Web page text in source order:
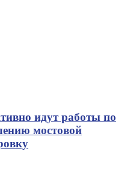
идут работы по
мостовой